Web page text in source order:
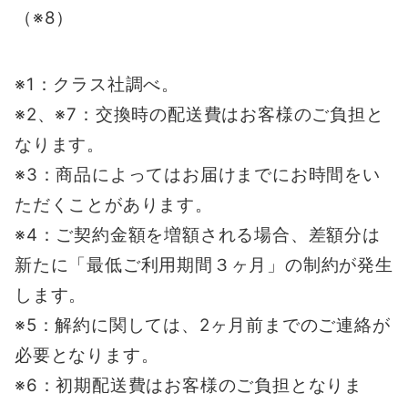
（※8）
※1：クラス社調べ。
※2、※7：交換時の配送費はお客様のご負担と
なります。
※3：商品によってはお届けまでにお時間をい
ただくことがあります。
※4：ご契約金額を増額される場合、差額分は
新たに「最低ご利用期間３ヶ月」の制約が発生
します。
※5：解約に関しては、2ヶ月前までのご連絡が
必要となります。
※6：初期配送費はお客様のご負担となりま